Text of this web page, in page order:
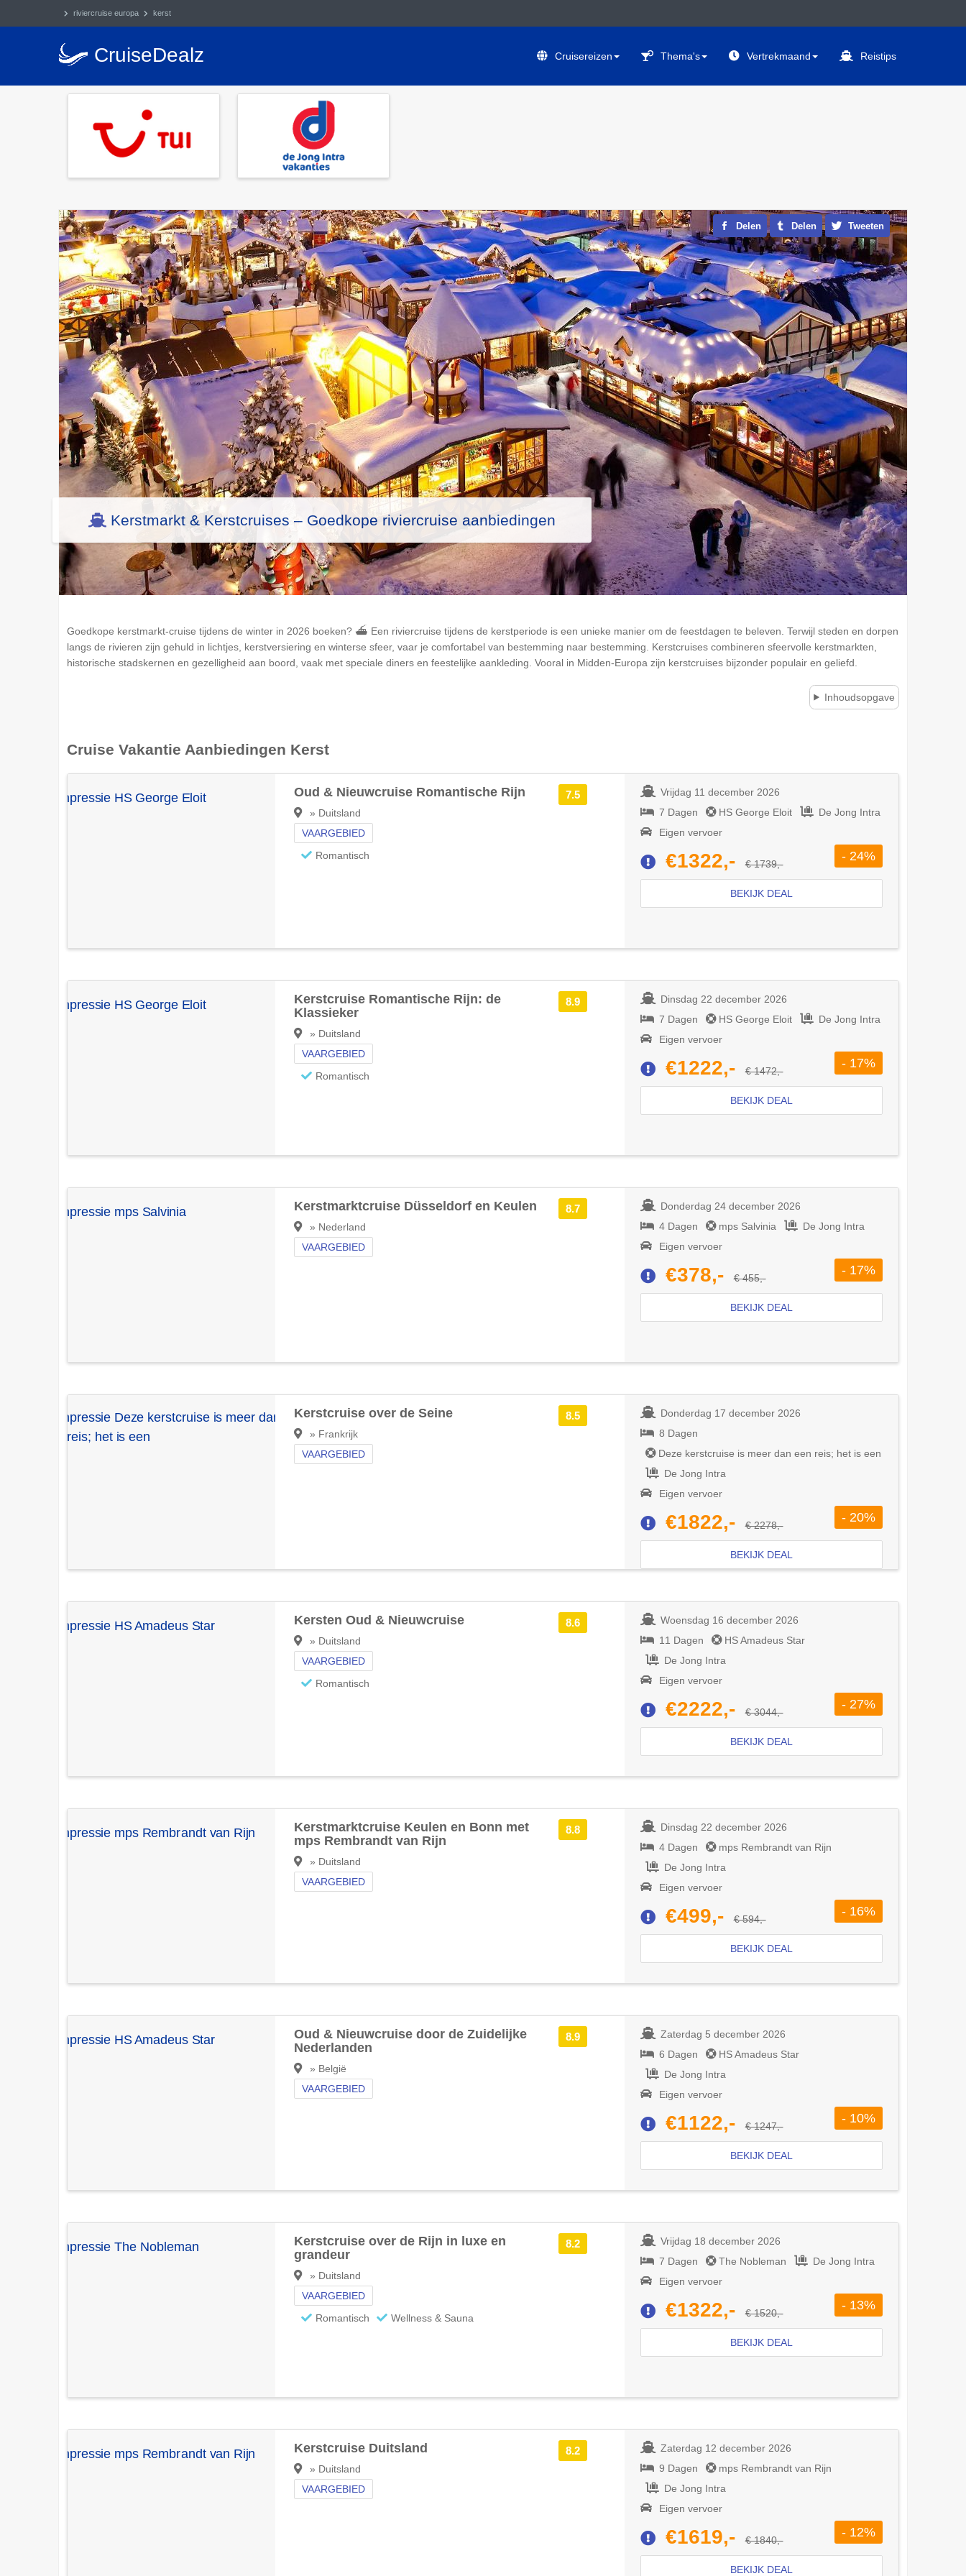
riviercruise europa kerst
CruiseDealz Cruisereizen Thema's Vertrekmaand Reistips
Kerstmarkt & Kerstcruises – Goedkope riviercruise aanbiedingen
Delen Delen Tweeten
Goedkope kerstmarkt-cruise tijdens de winter in 2026 boeken? ⛴ Een riviercruise tijdens de kerstperiode is een unieke manier om de feestdagen te beleven. Terwijl steden en dorpen
langs de rivieren zijn gehuld in lichtjes, kerstversiering en winterse sfeer, vaar je comfortabel van bestemming naar bestemming. Kerstcruises combineren sfeervolle kerstmarkten,
historische stadskernen en gezelligheid aan boord, vaak met speciale diners en feestelijke aankleding. Vooral in Midden-Europa zijn kerstcruises bijzonder populair en geliefd.
Inhoudsopgave
Cruise Vakantie Aanbiedingen Kerst
7.5
Oud & Nieuwcruise Romantische Rijn
» Duitsland
VAARGEBIED
Romantisch
Vrijdag 11 december 2026
7 Dagen
HS George Eloit
De Jong Intra
Eigen vervoer
€1322,- € 1739,-
- 24%
BEKIJK DEAL
8.9
Kerstcruise Romantische Rijn: de
Klassieker
» Duitsland
VAARGEBIED
Romantisch
Dinsdag 22 december 2026
7 Dagen
HS George Eloit
De Jong Intra
Eigen vervoer
€1222,- € 1472,-
- 17%
BEKIJK DEAL
8.7
Kerstmarktcruise Düsseldorf en Keulen
» Nederland
VAARGEBIED
Donderdag 24 december 2026
4 Dagen
mps Salvinia
De Jong Intra
Eigen vervoer
€378,- € 455,-
- 17%
BEKIJK DEAL
8.5
Kerstcruise over de Seine
» Frankrijk
VAARGEBIED
Donderdag 17 december 2026
8 Dagen
Deze kerstcruise is meer dan een reis; het is een
De Jong Intra
Eigen vervoer
€1822,- € 2278,-
- 20%
BEKIJK DEAL
8.6
Kersten Oud & Nieuwcruise
» Duitsland
VAARGEBIED
Romantisch
Woensdag 16 december 2026
11 Dagen
HS Amadeus Star
De Jong Intra
Eigen vervoer
€2222,- € 3044,-
- 27%
BEKIJK DEAL
8.8
Kerstmarktcruise Keulen en Bonn met
mps Rembrandt van Rijn
» Duitsland
VAARGEBIED
Dinsdag 22 december 2026
4 Dagen
mps Rembrandt van Rijn
De Jong Intra
Eigen vervoer
€499,- € 594,-
- 16%
BEKIJK DEAL
8.9
Oud & Nieuwcruise door de Zuidelijke
Nederlanden
» België
VAARGEBIED
Zaterdag 5 december 2026
6 Dagen
HS Amadeus Star
De Jong Intra
Eigen vervoer
€1122,- € 1247,-
- 10%
BEKIJK DEAL
8.2
Kerstcruise over de Rijn in luxe en
grandeur
» Duitsland
VAARGEBIED
Romantisch
Wellness & Sauna
Vrijdag 18 december 2026
7 Dagen
The Nobleman
De Jong Intra
Eigen vervoer
€1322,- € 1520,-
- 13%
BEKIJK DEAL
8.2
Kerstcruise Duitsland
» Duitsland
VAARGEBIED
Zaterdag 12 december 2026
9 Dagen
mps Rembrandt van Rijn
De Jong Intra
Eigen vervoer
€1619,- € 1840,-
- 12%
BEKIJK DEAL